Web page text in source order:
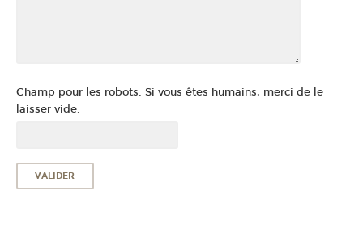
Champ pour les robots. Si vous êtes humains, merci de le
laisser vide.